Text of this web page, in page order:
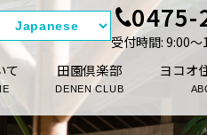
0475-
受付時間: 9:00
て 田園倶楽部
DENEN CLUB
ヨコオ